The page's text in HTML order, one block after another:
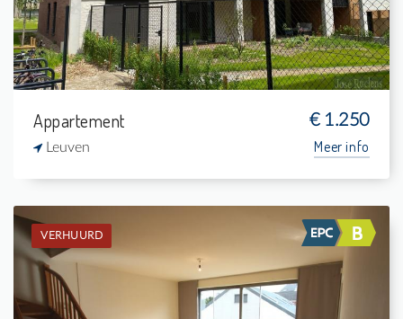
Appartement € 1.250
Leuven Meer info
VERHUURD
Verhuurd: Appartement